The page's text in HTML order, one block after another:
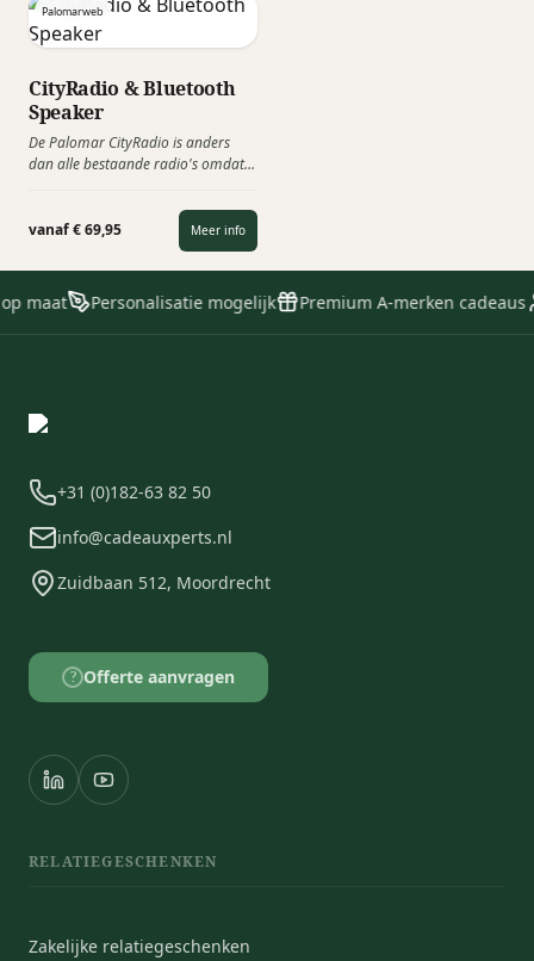
Palomarweb
CityRadio & Bluetooth
Speaker
De Palomar CityRadio is anders
dan alle bestaande radio's omdat
grote steden over de hele wereld.
Naast de radiofunctie is het ook een
vanaf € 69,95 Meer info
maat Personalisatie mogelijk Premium A-merken cadeaus
+31 (0)182-63 82 50
info@cadeauxperts.nl
Zuidbaan 512, Moordrecht
? Offerte aanvragen
RELATIEGESCHENKEN
Zakelijke relatiegeschenken